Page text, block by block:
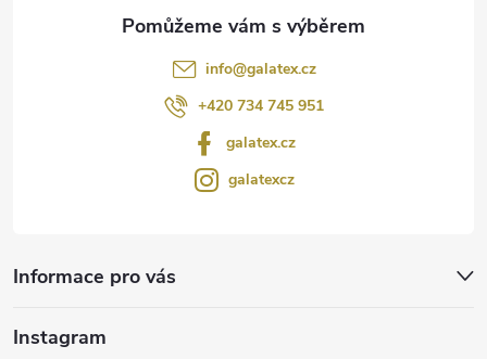
info@galatex.cz
+420 734 745 951
galatex.cz
galatexcz
Informace pro vás
Instagram